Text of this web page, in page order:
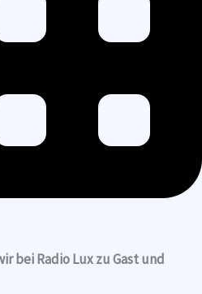
bei Radio Lux zu Gast und